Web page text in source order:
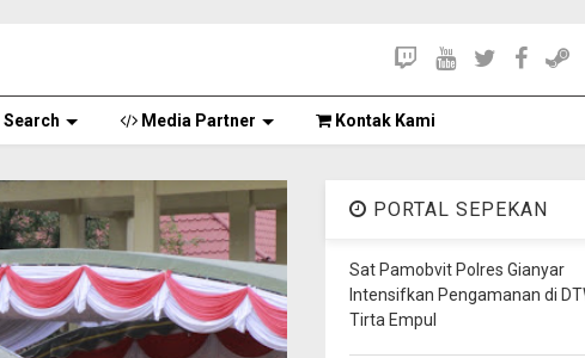
Search Media Partner Kontak Kami
PORTAL SEPEKAN
Sat Pamobvit Polres Gianyar
Intensifkan Pengamanan di
Tirta Empul